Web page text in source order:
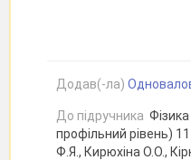
Додав(-ла)
До підручника
профільний рівень)
Ф.Я., Кирюхіна О.О.,